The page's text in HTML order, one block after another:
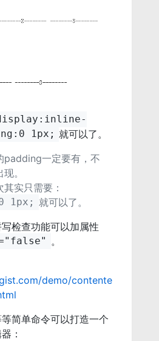
1px; 就可以了。
padding一定要有，不
。
实只需要：
1px;
就可以了。
检查功能可以加属性
。
demo/contente
简单命令可以打造一个
：